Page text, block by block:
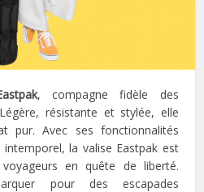
, compagne fidèle des
résistante et stylée, elle
pur. Avec ses fonctionnalités
la valise Eastpak est
en quête de liberté.
pour des escapades